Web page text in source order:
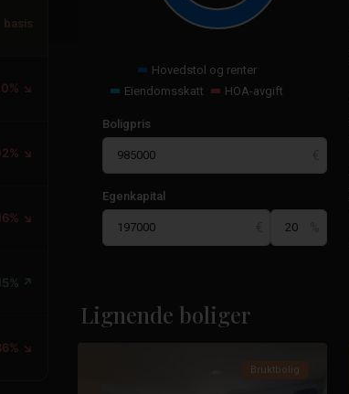
basis
↘
↘
↘
↗
↘
Hovedstol og renter
Eiendomsskatt
HOA-avgift
Boligpris
Egenkapital
Lignende boliger
Costa
La
Mar
Menor
Bruktbolig